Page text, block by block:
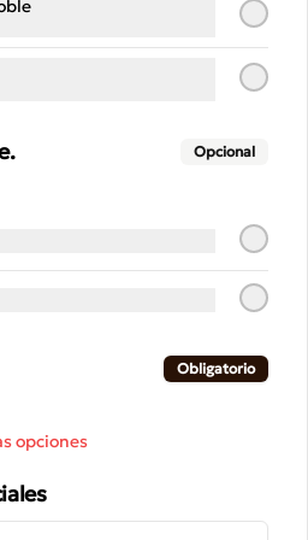
Opcional
Obligatorio
opciones